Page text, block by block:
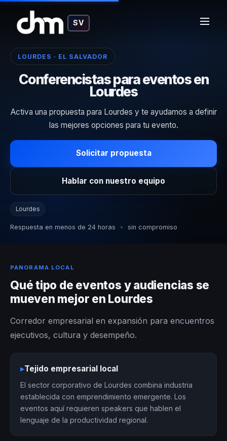
SV
LOURDES · EL SALVADOR
Conferencistas para eventos en
Lourdes
Activa una propuesta para Lourdes y te ayudamos a definir
las mejores opciones para tu evento.
Solicitar propuesta
Hablar con nuestro equipo
Lourdes
Respuesta en menos de 24 horas • sin compromiso
PANORAMA LOCAL
Qué tipo de eventos y audiencias se
mueven mejor en Lourdes
Corredor empresarial en expansión para encuentros
ejecutivos, cultura y desempeño.
▸Tejido empresarial local
El sector corporativo de Lourdes combina industria
establecida con emprendimiento emergente. Los
eventos aquí requieren speakers que hablen el
lenguaje de la productividad regional.